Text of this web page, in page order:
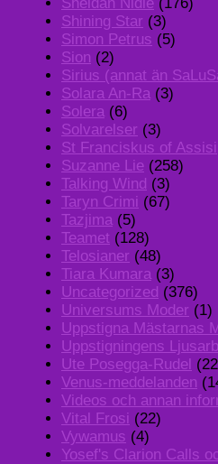
Shining Star (3)
Simon Petrus (5)
Sion (2)
Sirius (annat än
Solara An-Ra (3)
Solera (6)
Solvarelser (3)
St Franciskus of Assisi
Suzanne Lie (258)
Talking Wind (3)
Taryn Crimi (67)
Tazjima (5)
Teamet (128)
Telosianer (48)
Tiara Kumara (3)
Uncategorized (376)
Universums Moder (1)
Uppstigna Mästarnas
Uppstigningens
Ute Posegga-Rudel
Venus-meddelanden
Videos och annan
Vital Frosi (22)
Vywamus (4)
Yosef's Clarion Calls